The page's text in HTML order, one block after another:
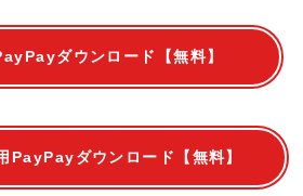
ダウンロード【無料】
ダウンロード【無料】